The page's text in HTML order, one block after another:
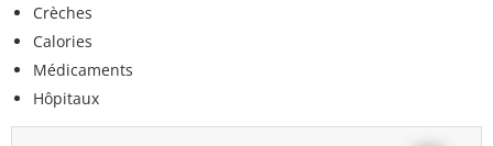
Crèches
Calories
Médicaments
Hôpitaux